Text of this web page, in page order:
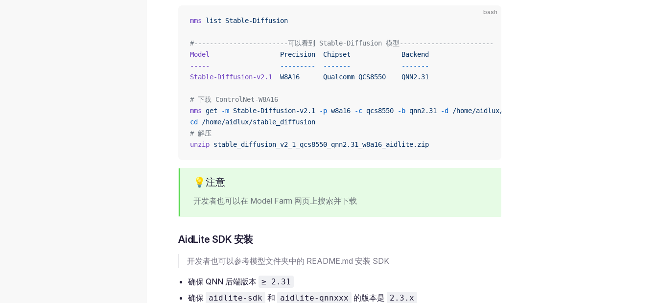
bash
mms list Stable-Diffusion
#------------------------可以看到 Stable-Diffusion 模型------------------------
Model
                  Precision
  Chipset
             Backend
-----
                  ---------
  -------
             -------
Stable-Diffusion-v2.1
  W8A16
      Qualcomm
QCS8550
    QNN2.31
# 下载 ControlNet-W8A16
mms get -m Stable-Diffusion-v2.1 -p w8a16 -c qcs8550 -b qnn2.31 -d
/home/aidlux/stable_diffusion
cd
/home/aidlux/stable_diffusion
# 解压
unzip stable_diffusion_v2_1_qcs8550_qnn2.31_w8a16_aidlite.zip
💡注意
开发者也可以在 Model Farm 网页上搜索并下载
AidLite SDK 安装
开发者也可以参考模型文件夹中的 README.md 安装 SDK
确保 QNN 后端版本 ≥ 2.31
确保 aidlite-sdk 和 aidlite-qnnxxx 的版本是 2.3.x